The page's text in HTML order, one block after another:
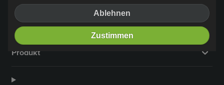
Firma
Produkt
Ablehnen
Zustimmen